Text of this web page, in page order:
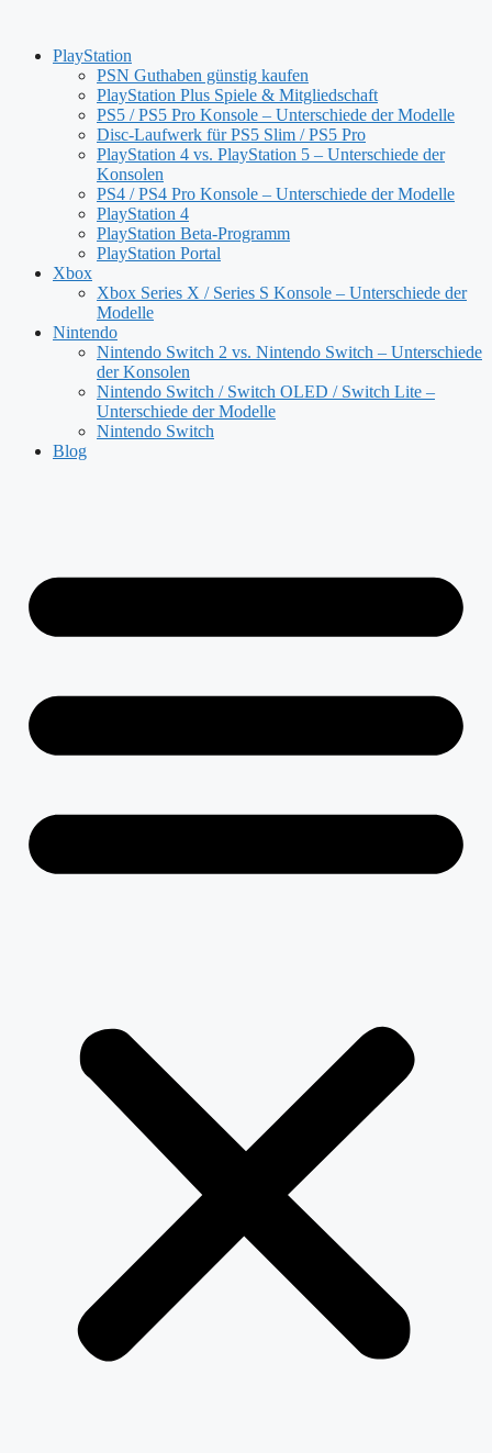
springenPlayStation
PSN Guthaben günstig kaufen
PlayStation Plus Spiele & Mitgliedschaft
PS5 / PS5 Pro Konsole – Unterschiede der Modelle
Disc-Laufwerk für PS5 Slim / PS5 Pro
PlayStation 4 vs. PlayStation 5 – Unterschiede der
Konsolen
PS4 / PS4 Pro Konsole – Unterschiede der Modelle
PlayStation 4
PlayStation Beta-Programm
PlayStation Portal
Xbox
Xbox Series X / Series S Konsole – Unterschiede der
Modelle
Nintendo
Nintendo Switch 2 vs. Nintendo Switch – Unterschiede
der Konsolen
Nintendo Switch / Switch OLED / Switch Lite –
Unterschiede der Modelle
Nintendo Switch
Blog